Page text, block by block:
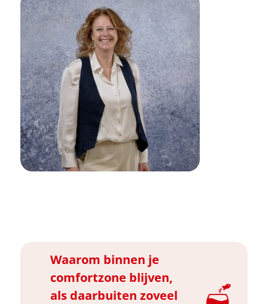
Waarom binnen je
comfortzone blijven,
als daarbuiten zoveel